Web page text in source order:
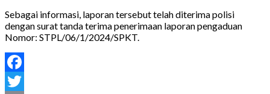
Sebagai informasi, laporan tersebut telah diterima polisi
dengan surat tanda terima penerimaan laporan pengaduan
Nomor: STPL/06/1/2024/SPKT.
Facebook